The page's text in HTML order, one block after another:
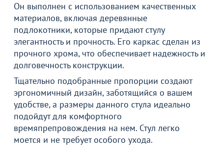
Он выполнен с использованием качественных
материалов, включая деревянные
подлокотники, которые придают стулу
элегантность и прочность. Его каркас сделан из
прочного хрома, что обеспечивает надежность и
долговечность конструкции.
Тщательно подобранные пропорции создают
эргономичный дизайн, заботящийся о вашем
удобстве, а размеры данного стула идеально
подойдут для комфортного
времяпрепровождения на нем. Стул легко
моется и не требует особого ухода.